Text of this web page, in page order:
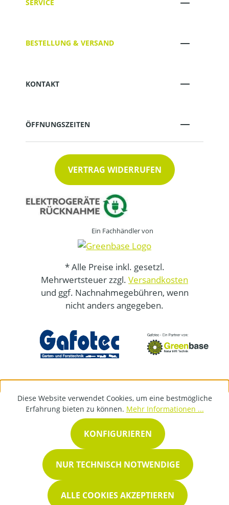
SERVICE
BESTELLUNG & VERSAND
KONTAKT
ÖFFNUNGSZEITEN
VERTRAG WIDERRUFEN
Ein Fachhändler von
* Alle Preise inkl. gesetzl.
Mehrwertsteuer zzgl. Versandkosten
und ggf. Nachnahmegebühren, wenn
nicht anders angegeben.
Diese Website verwendet Cookies, um eine bestmögliche
Erfahrung bieten zu können. Mehr Informationen ...
NUR TECHNISCH NOTWENDIGE
KONFIGURIEREN
ALLE COOKIES AKZEPTIEREN